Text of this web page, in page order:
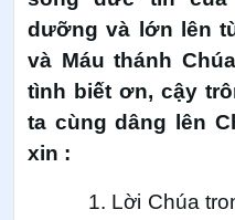
dưỡng và lớn lên
và Máu thánh
tình biết ơn, cậy
ta cùng dâng lên
xin :
1. Lời Chúa